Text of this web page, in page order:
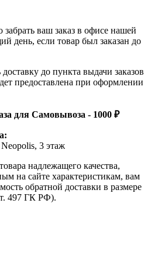
ваш заказ в офисе нашей
день, если товар был заказан до
до пункта выдачи заказов
предоставлена при оформлении
для Самовывоза - 1000 ₽
3 этаж
надлежащего качества,
на сайте характеристикам, вам
обратной доставки в размере
497 ГК РФ).